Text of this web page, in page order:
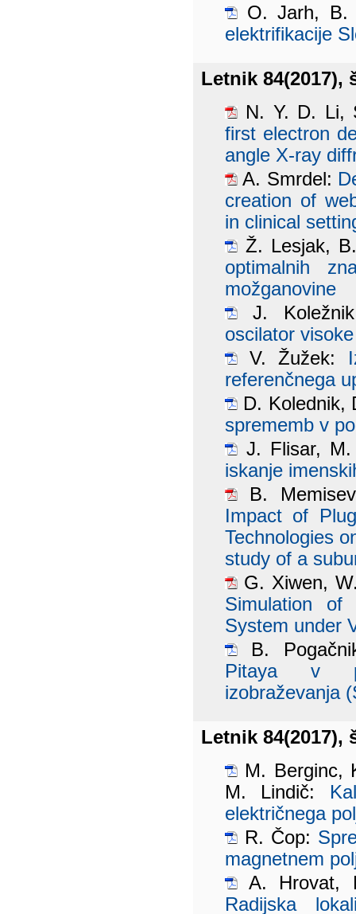
O. Jarh, B.
elektrifikacije
Letnik 84(2017),
N. Y. D. Li,
first electron
angle X-ray
A. Smrdel:
creation of
in clinical
Ž. Lesjak,
optimalnih
možganovine
J.
oscilator
V. Žužek:
referenčnega
D. Kolednik,
sprememb v
J. Flisar, M.
iskanje
B.
Impact of
Technologies
study of a
G. Xiwen,
Simulation of
System under
B.
Pitaya v
izobraževanja
Letnik 84(2017),
M. Berginc,
M. Lindič:
električnega
R. Čop:
magnetnem
A. Hrovat,
Radijska